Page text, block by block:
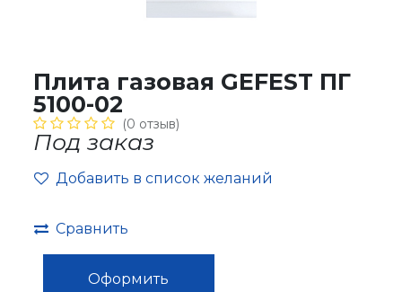
Плита газовая GEFEST ПГ
5100-02
(0 отзыв)
Под заказ
Добавить в список желаний
Сравнить
Оформить